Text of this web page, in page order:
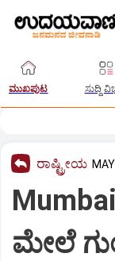
ಮುಖಪುಟ ಸುದ್ದಿ
ರಾಷ್ಟ್ರೀಯ
ಮೇಲೆ